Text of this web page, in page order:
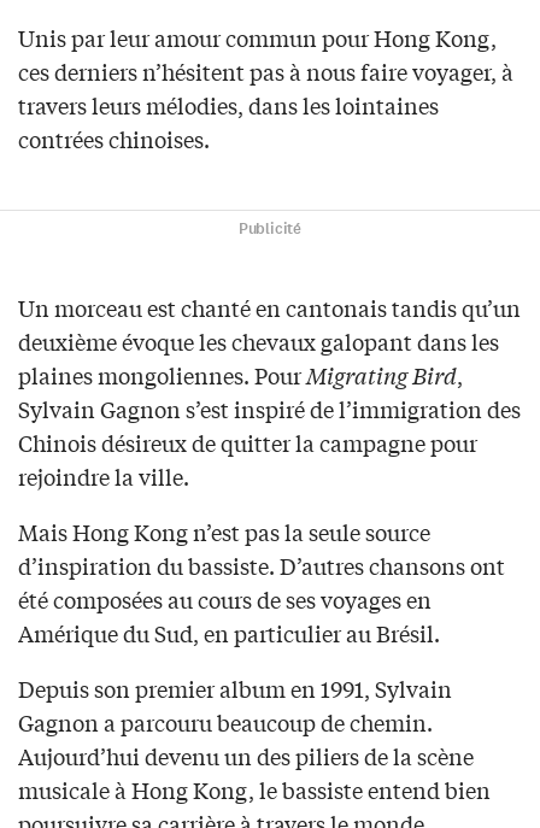
Unis par leur amour commun pour Hong Kong,
ces derniers n’hésitent pas à nous faire voyager, à
travers leurs mélodies, dans les lointaines
contrées chinoises.
Publicité
Un morceau est chanté en cantonais tandis qu’un
deuxième évoque les chevaux galopant dans les
plaines mongoliennes. PourMigrating Bird,
Sylvain Gagnon s’est inspiré de l’immigration des
Chinois désireux de quitter la campagne pour
rejoindre la ville.
Mais Hong Kong n’est pas la seule source
d’inspiration du bassiste. D’autres chansons ont
été composées au cours de ses voyages en
Amérique du Sud, en particulier au Brésil.
Depuis son premier album en 1991, Sylvain
Gagnon a parcouru beaucoup de chemin.
Aujourd’hui devenu un des piliers de la scène
musicale à Hong Kong, le bassiste entend bien